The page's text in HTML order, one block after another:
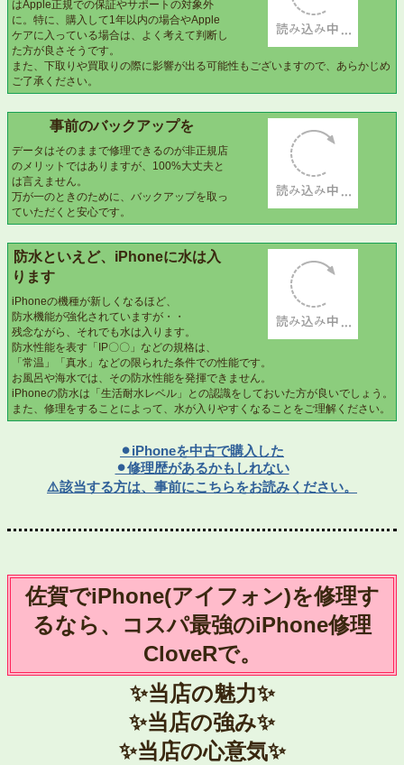
はApple正規での保証やサポートの対象外
に。特に、購入して1年以内の場合やApple
ケアに入っている場合は、よく考えて判断し
た方が良さそうです。
また、下取りや買取りの際に影響が出る可能
性もございますので、あらかじめご了承ください。
事前のバックアップを
データはそのままで修理できるのが非正規店
のメリットではありますが、100%大丈夫と
は言えません。
万が一のときのために、バックアップを取っ
ていただくと安心です。
防水といえど、iPhoneに水は入
ります
iPhoneの機種が新しくなるほど、
防水機能が強化されていますが・・
残念ながら、それでも水は入ります。
防水性能を表す「IP〇〇」などの規格は、
「常温」「真水」などの限られた条件での性能です。
お風呂や海水では、その防水性能を発揮できません。
iPhoneの防水は「生活耐水レベル」との認識をしておいた方が良いでしょう。
また、修理をすることによって、水が入りやすくなることをご理解ください。
⚫︎iPhoneを中古で購入した
⚫︎修理歴があるかもしれない
⚠️該当する方は、事前にこちらをお読みください。
佐賀でiPhone(アイフォン)を修理す
るなら、コスパ最強のiPhone修理
CloveRで。
✨当店の魅力✨
✨当店の強み✨
✨当店の心意気✨